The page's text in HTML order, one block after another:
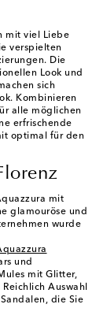
mit viel Liebe
verspielten
Die
Look und
sich
Kombinieren
alle möglichen
erfrischende
optimal für den
mit
glamouröse und
wurde
und
mit Glitter,
Auswahl
die Sie